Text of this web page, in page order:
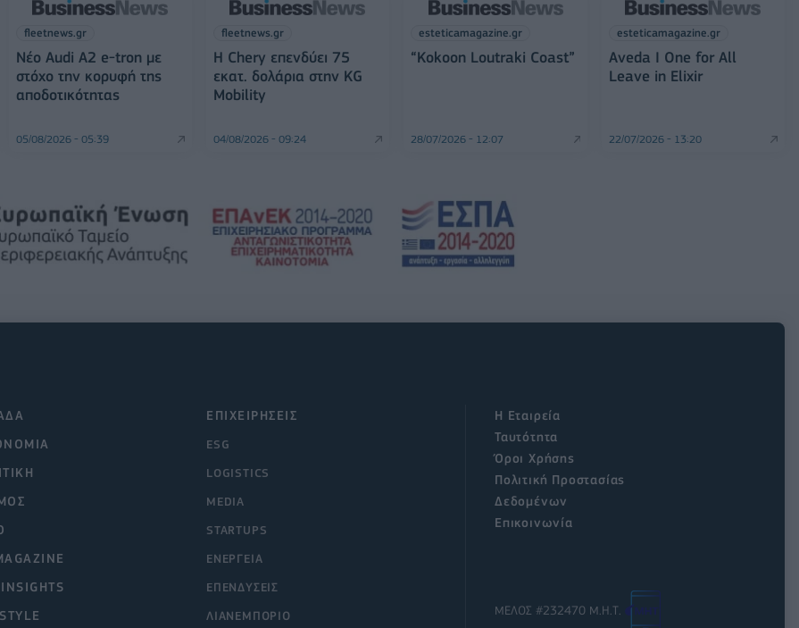
fleetnews.gr
Νέο Audi A2 e-tron με
στόχο την κορυφή της
αποδοτικότητας
05/08/2026 - 05:39
fleetnews.gr
Η Chery επενδύει 75
εκατ. δολάρια στην KG
Mobility
04/08/2026 - 09:24
esteticamagazine.gr
“Kokoon Loutraki Coast”
28/07/2026 - 12:07
esteticamagazine.gr
Aveda I One for All
Leave in Elixir
22/07/2026 - 13:20
ΕΠΙΧΕΙΡΗΣΕΙΣ
ESG
LOGISTICS
MEDIA
STARTUPS
ΕΝΕΡΓΕΙΑ
ΕΠΕΝΔΥΣΕΙΣ
ΛΙΑΝΕΜΠΟΡΙΟ
Η Εταιρεία
Ταυτότητα
Όροι Χρήσης
Πολιτική Προστασίας
Δεδομένων
Επικοινωνία
ΜΕΛΟΣ #232470 Μ.Η.Τ.